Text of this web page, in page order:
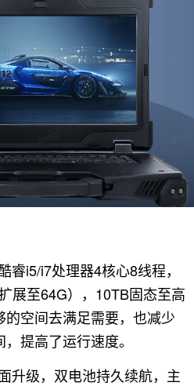
睿i5/i7处理器4核心8线程，
展至64G），10TB固态至高
空间去满足需要，也减少
提高了运行速度。
升级，双电池持久续航，主